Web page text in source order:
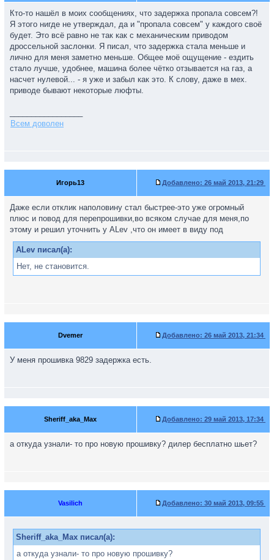
Кто-то нашёл в моих сообщениях, что задержка пропала совсем?!
Я этого нигде не утверждал, да и "пропала совсем" у каждого своё
будет. Это всё равно не так как с механическим приводом
дроссельной заслонки. Я писал, что задержка стала меньше и
лично для меня заметно меньше. Общее моё ощущение - ездить
стало лучше, удобнее, машина более чётко отзывается на газ, а
насчет нулевой... - я уже и забыл как это. К слову, даже в мех.
приводе бывают некоторые люфты.
Всем доволен
Игорь13 Добавлено: 26 май 2013, 21:29
Даже если отклик наполовину стал быстрее-это уже огромный
плюс и повод для перепрошивки,во всяком случае для меня,по
этому и решил уточнить у ALev ,что он имеет в виду под
ALev писал(а):
Нет, не становится.
Dvemer Добавлено: 26 май 2013, 21:34
У меня прошивка 9829 задержка есть.
Sheriff_aka_Max Добавлено: 29 май 2013, 17:34
а откуда узнали- то про новую прошивку? дилер бесплатно шьет?
Vasilich Добавлено: 30 май 2013, 09:55
Sheriff_aka_Max писал(а):
а откуда узнали- то про новую прошивку?